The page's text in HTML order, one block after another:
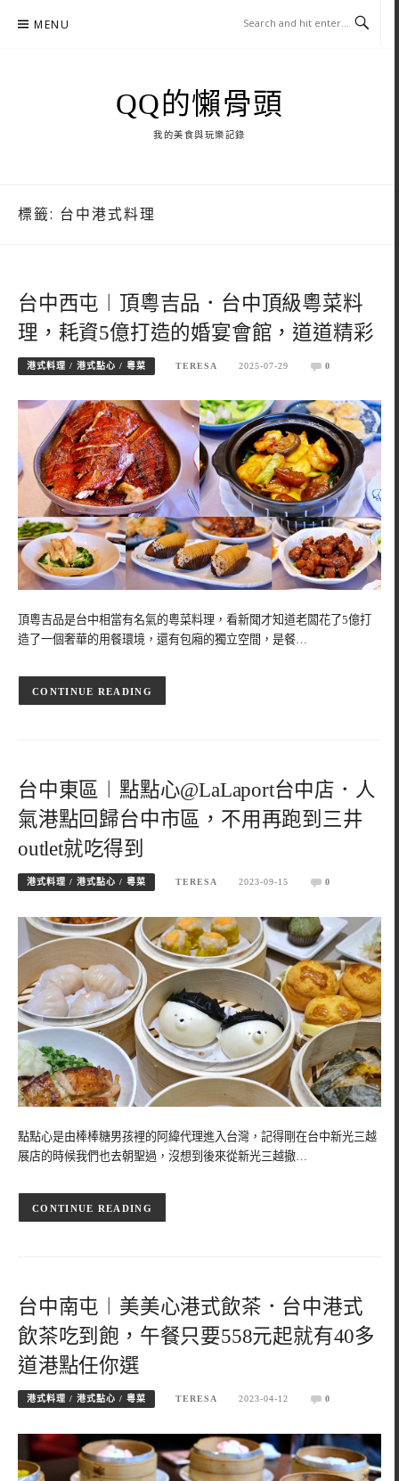
MENU
QQ的懶骨頭
我的美食與玩樂記錄
標籤: 台中港式料理
台中西屯︱頂粵吉品．台中頂級粵菜料
理，耗資5億打造的婚宴會館，道道精彩
港式料理 / 港式點心 / 粵菜 TERESA 2025-07-29 0
頂粵吉品是台中相當有名氣的粵菜料理，看新聞才知道老闆花了5億打
造了一個奢華的用餐環境，還有包廂的獨立空間，是餐…
CONTINUE READING
台中東區︱點點心@LaLaport台中店．人
氣港點回歸台中市區，不用再跑到三井
outlet就吃得到
港式料理 / 港式點心 / 粵菜 TERESA 2023-09-15 0
點點心是由棒棒糖男孩裡的阿緯代理進入台灣，記得剛在台中新光三越
展店的時候我們也去朝聖過，沒想到後來從新光三越撤…
CONTINUE READING
台中南屯︱美美心港式飲茶．台中港式
飲茶吃到飽，午餐只要558元起就有40多
道港點任你選
港式料理 / 港式點心 / 粵菜 TERESA 2023-04-12 0